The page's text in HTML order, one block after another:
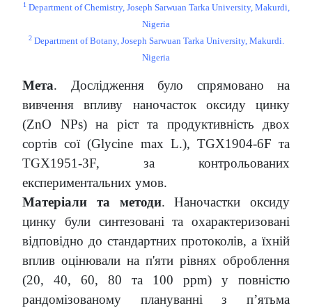
1Department of Chemistry, Joseph Sarwuan Tarka University, Makurdi,
Nigeria
2Department of Botany, Joseph Sarwuan Tarka University, Makurdi.
Nigeria
Мета. Дослідження було спрямовано на
вивчення впливу наночасток оксиду цинку
(ZnO NPs) на ріст та продуктивність двох
сортів сої (Glycine max L.), TGX1904-6F та
TGX1951-3F, за контрольованих
експериментальних умов.
Матеріали та методи. Наночастки оксиду
цинку були синтезовані та охарактеризовані
відповідно до стандартних протоколів, а їхній
вплив оцінювали на п'яти рівнях оброблення
(20, 40, 60, 80 та 100 ppm) у повністю
рандомізованому плануванні з п’ятьма